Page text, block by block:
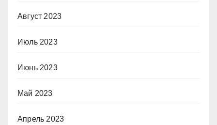
Август 2023
Июль 2023
Июнь 2023
Май 2023
Апрель 2023